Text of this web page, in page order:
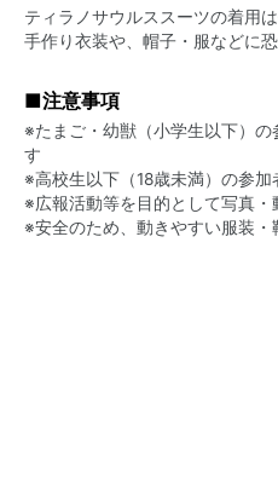
ティラノサウルススーツの着用
手作り衣装や、帽子・服などに
■注意事項
※たまご・幼獣（小学生以下）の
す
※高校生以下（18歳未満）の参
※広報活動等を目的として写真・
※安全のため、動きやすい服装・